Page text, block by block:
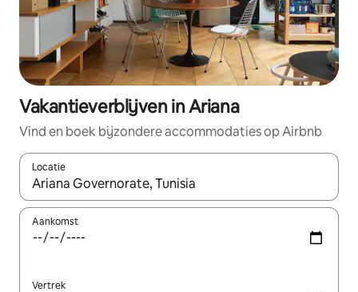
Vakantieverblijven in Ariana
Vind en boek bijzondere accommodaties op Airbnb
Locatie
Wanneer er resultaten beschikbaar zijn, maak je een keuze
Aankomst
Vertrek